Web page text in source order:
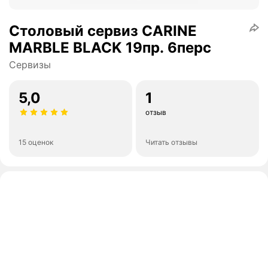
Столовый сервиз CARINE
MARBLE BLACK 19пр. 6перс
Сервизы
5,0
15 оценок
1
отзыв
Читать отзывы